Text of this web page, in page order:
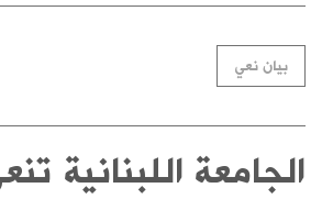
بيان نعي
الجامعة اللبنانية